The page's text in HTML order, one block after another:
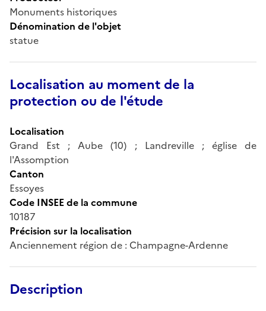
Monuments historiques
Dénomination de l'objet
statue
Localisation au moment de la
protection ou de l'étude
Localisation
Grand Est ; Aube (10) ; Landreville ; église de
l'Assomption
Canton
Essoyes
Code INSEE de la commune
10187
Précision sur la localisation
Anciennement région de : Champagne-Ardenne
Description